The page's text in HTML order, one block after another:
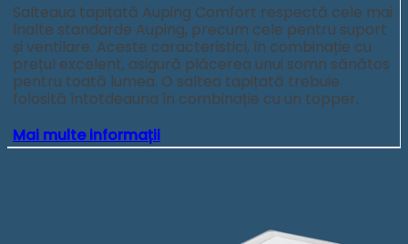
Salteaua tapițată Auping Comfort respectă cele mai
înalte standarde Auping, precum cele pentru suport
și ventilare. Aceste caracteristici, în combinație cu
prețul excelent, asigură plăcerea unui somn sănătos
pentru toată lumea. O saltea tapițată trebuie
folosită întotdeauna în combinație cu un topper.
Mai multe informații